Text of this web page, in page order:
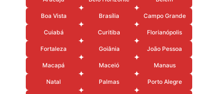
Boa Vista Brasília Campo Grande
Cuiabá Curitiba Florianópolis
Fortaleza Goiânia João Pessoa
Macapá Maceió Manaus
Natal Palmas Porto Alegre